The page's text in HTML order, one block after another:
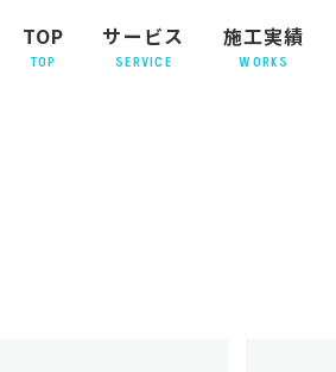
TOP
TOP
サービス
SERVICE
施工実績
WORKS